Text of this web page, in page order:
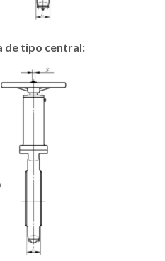
de tipo central: